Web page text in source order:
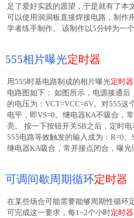
足了爱好实践的愿望，于是就有了本
可以使用洞洞板直接焊接电路，制作
学者练手制作。 该制作以5分钟为一
555相片曝光定时器
用555时基电路制成的相片曝光定时器
电路图如下： 如图所示，电源接通后
的电压为：VCT=VCC=6V。对555这
电平，即VS=0。继电器KA不吸合，
亮。 按一下按钮开关SB之后，定时
555电路等效触发的输入成为：R=0、
继电器KA吸合，常开接点闭合，曝
可调间歇周期循环定时器
在某些场合可能需要能够周期性循环
可完成这一要求，每1~2个小时定时器